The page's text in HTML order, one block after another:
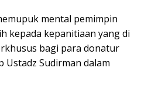
mental pemimpin
kepada kepanitiaan yang di
bagi para donatur
Ustadz Sudirman dalam